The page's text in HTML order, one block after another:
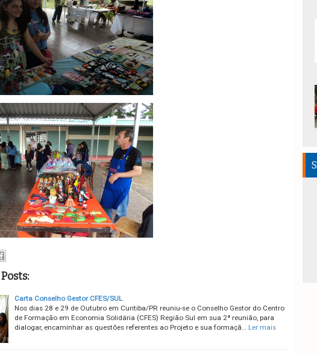
Carta Conselho Gestor CFES/SUL
Nos dias 28 e 29 de Outubro em Curitiba/PR reuniu-se o Conselho Gestor do Centro
de Formação em Economia Solidária (CFES) Região Sul em sua 2ª reunião, para
dialogar, encaminhar as questões referentes ao Projeto e sua formaçã…
Ler mais